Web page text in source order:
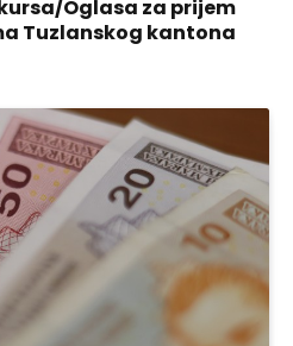
Oglasa za prijem
Tuzlanskog kantona